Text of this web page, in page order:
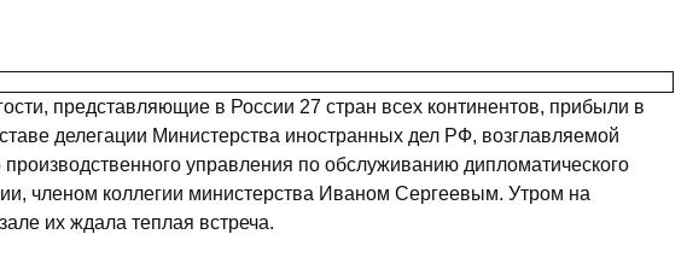
представляющие в России 27 стран всех континентов, прибыли в
делегации Министерства иностранных дел РФ, возглавляемой
производственного управления по обслуживанию дипломатического
членом коллегии министерства Иваном Сергеевым. Утром на
их ждала теплая встреча.